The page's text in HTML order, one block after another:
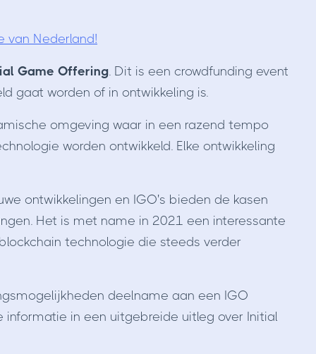
van Nederland!
Game Offering. Dit is een crowdfunding event
gaat worden of in ontwikkeling is.
omgeving waar in een razend tempo
worden ontwikkeld. Elke ontwikkeling
ontwikkelingen en IGO's bieden de kasen
Het is met name in 2021 een interessante
technologie die steeds verder
deelname aan een IGO
informatie in een uitgebreide uitleg over Initial